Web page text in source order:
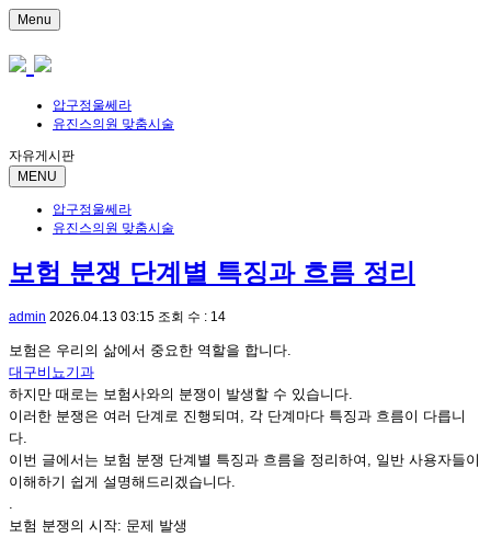
Menu
압구정울쎄라
유진스의원 맞춤시술
자유게시판
MENU
압구정울쎄라
유진스의원 맞춤시술
보험 분쟁 단계별 특징과 흐름 정리
admin 2026.04.13 03:15 조회 수 : 14
보험은 우리의 삶에서 중요한 역할을 합니다.
대구비뇨기과
하지만 때로는 보험사와의 분쟁이 발생할 수 있습니다.
이러한 분쟁은 여러 단계로 진행되며, 각 단계마다 특징과 흐름이 다릅니
다.
이번 글에서는 보험 분쟁 단계별 특징과 흐름을 정리하여, 일반 사용자들이
이해하기 쉽게 설명해드리겠습니다.
.
보험 분쟁의 시작: 문제 발생